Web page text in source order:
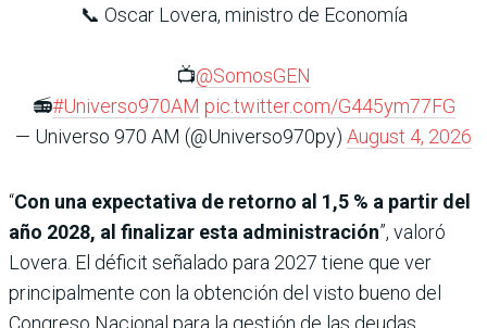
📞 Oscar Lovera, ministro de Economía
📺@SomosGEN
📻#Universo970AM pic.twitter.com/G445ym77FG
— Universo 970 AM (@Universo970py) August 4, 2026
“Con una expectativa de retorno al 1,5 % a partir del
año 2028, al finalizar esta administración”, valoró
Lovera. El déficit señalado para 2027 tiene que ver
principalmente con la obtención del visto bueno del
Congreso Nacional para la gestión de las deudas.